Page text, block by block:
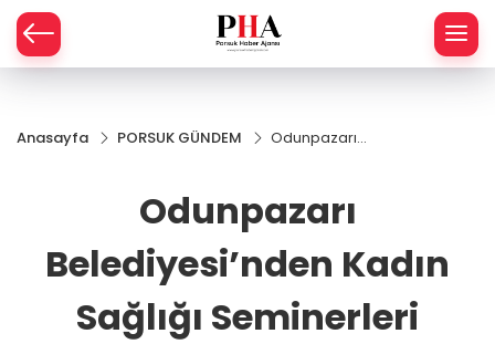
Anasayfa PORSUK GÜNDEM
Odunpazarı
Seminerleri
Odunpazarı
Belediyesi’nden Kadın
Sağlığı Seminerleri